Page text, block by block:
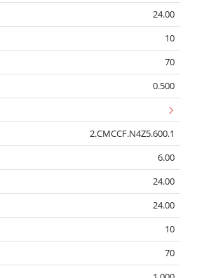
24.00
10
70
0.500
2.CMCCF.N4Z5.600.1
6.00
24.00
24.00
10
70